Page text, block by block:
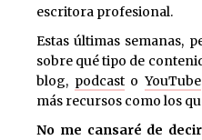
escritora profesional.
Estas últimas semanas,
sobre qué tipo de
blog, podcasto YouTube
más recursos como los
No me cansaré de